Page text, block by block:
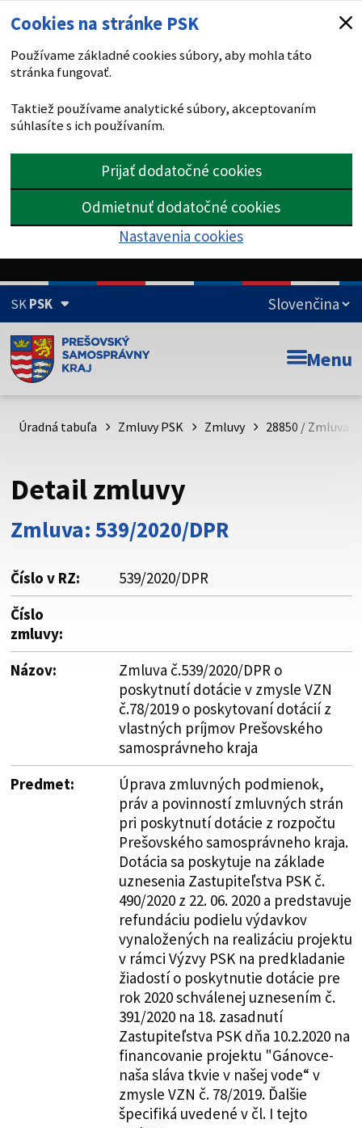
Cookies na stránke PSK
Používame základné cookies súbory, aby mohla táto
stránka fungovať.
Taktiež používame analytické súbory, akceptovaním
súhlasíte s ich používaním.
Prijať dodatočné cookies
Odmietnuť dodatočné cookies
Nastavenia cookies
SKPSK
Doména psk.sk je oficiálna
Toto je oficiálna webová stránka Prešovského
psk.sk.
Buďte pozorní a vždy sa uistite, že zdieľate informácie iba
cez zabezpečenú webovú stránku. Zabezpečená stránka
vždy začína https:// pred názvom domény webového sídla.
Menu
Úradná tabuľa Zmluvy PSK Zmluvy 28850 / Zmluva
Detail zmluvy
Zmluva: 539/2020/DPR
Číslo v RZ:
539/2020/DPR
Číslo
zmluvy:
Názov:
Zmluva č.539/2020/DPR o
poskytnutí dotácie v zmysle VZN
č.78/2019 o poskytovaní dotácií z
vlastných príjmov Prešovského
samosprávneho kraja
Predmet:
Úprava zmluvných podmienok,
práv a povinností zmluvných strán
pri poskytnutí dotácie z rozpočtu
Prešovského samosprávneho kraja.
Dotácia sa poskytuje na základe
uznesenia Zastupiteľstva PSK č.
490/2020 z 22. 06. 2020 a predstavuje
refundáciu podielu výdavkov
vynaložených na realizáciu projektu
v rámci Výzvy PSK na predkladanie
žiadostí o poskytnutie dotácie pre
rok 2020 schválenej uznesením č.
391/2020 na 18. zasadnutí
Zastupiteľstva PSK dňa 10.2.2020 na
financovanie projektu "Gánovce-
naša sláva tkvie v našej vode“ v
zmysle VZN č. 78/2019. Ďalšie
špecifiká uvedené v čl. I tejto